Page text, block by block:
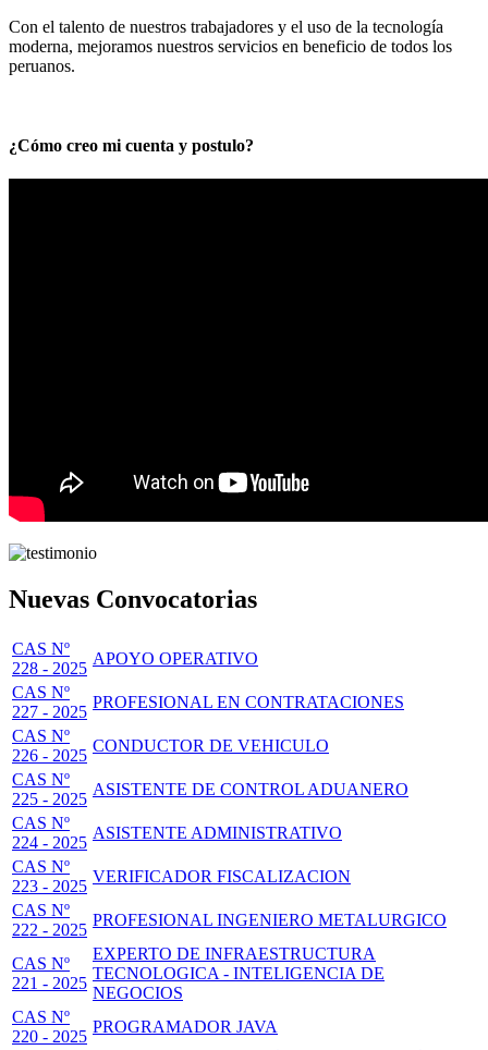
Con el talento de nuestros trabajadores y el uso de la tecnología
moderna, mejoramos nuestros servicios en beneficio de todos los
peruanos.
¿Cómo creo mi cuenta y postulo?
Nuevas Convocatorias
CAS Nº
228 - 2025
APOYO OPERATIVO
CAS Nº
227 - 2025
PROFESIONAL EN CONTRATACIONES
CAS Nº
226 - 2025
CONDUCTOR DE VEHICULO
CAS Nº
225 - 2025
ASISTENTE DE CONTROL ADUANERO
CAS Nº
224 - 2025
ASISTENTE ADMINISTRATIVO
CAS Nº
223 - 2025
VERIFICADOR FISCALIZACION
CAS Nº
222 - 2025
PROFESIONAL INGENIERO METALURGICO
CAS Nº
221 - 2025
EXPERTO DE INFRAESTRUCTURA
TECNOLOGICA - INTELIGENCIA DE
NEGOCIOS
CAS Nº
220 - 2025
PROGRAMADOR JAVA